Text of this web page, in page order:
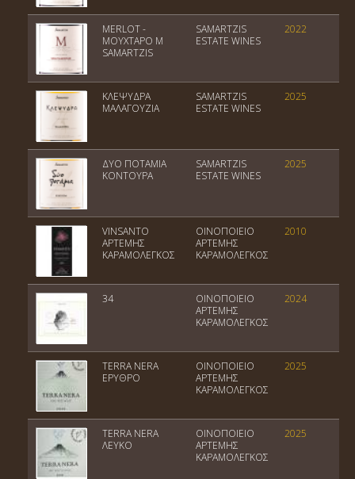
MERLOT -
ΜΟΥΧΤΑΡΟ M
SAMARTZIS
SAMARTZIS
ESTATE WINES
2022
ΚΛΕΨΥΔΡΑ
ΜΑΛΑΓΟΥΖΙΑ
SAMARTZIS
ESTATE WINES
2025
ΔΥΟ ΠΟΤΑΜΙΑ
ΚΟΝΤΟΥΡΑ
SAMARTZIS
ESTATE WINES
2025
VINSANTO
ΑΡΤΕΜΗΣ
ΚΑΡΑΜΟΛΕΓΚΟΣ
ΟΙΝΟΠΟΙΕΙΟ
ΑΡΤΕΜΗΣ
ΚΑΡΑΜΟΛΕΓΚΟΣ
2010
34
ΟΙΝΟΠΟΙΕΙΟ
ΑΡΤΕΜΗΣ
ΚΑΡΑΜΟΛΕΓΚΟΣ
2024
TERRA NERA
ΕΡΥΘΡΟ
ΟΙΝΟΠΟΙΕΙΟ
ΑΡΤΕΜΗΣ
ΚΑΡΑΜΟΛΕΓΚΟΣ
2025
TERRA NERA
ΛΕΥΚΟ
ΟΙΝΟΠΟΙΕΙΟ
ΑΡΤΕΜΗΣ
ΚΑΡΑΜΟΛΕΓΚΟΣ
2025